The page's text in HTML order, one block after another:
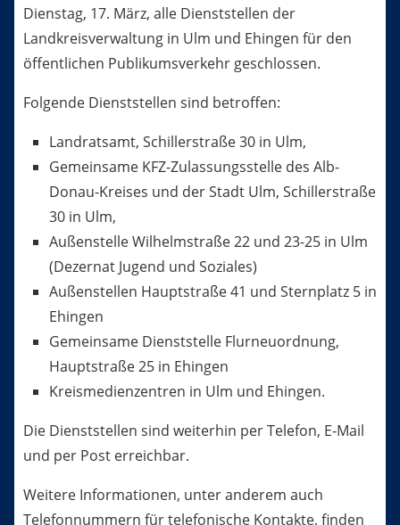
Dienstag, 17. März, alle Dienststellen der
Landkreisverwaltung in Ulm und Ehingen für den
öffentlichen Publikumsverkehr geschlossen.
Folgende Dienststellen sind betroffen:
Landratsamt, Schillerstraße 30 in Ulm,
Gemeinsame KFZ-Zulassungsstelle des Alb-
Donau-Kreises und der Stadt Ulm, Schillerstraße
30 in Ulm,
Außenstelle Wilhelmstraße 22 und 23-25 in Ulm
(Dezernat Jugend und Soziales)
Außenstellen Hauptstraße 41 und Sternplatz 5 in
Ehingen
Gemeinsame Dienststelle Flurneuordnung,
Hauptstraße 25 in Ehingen
Kreismedienzentren in Ulm und Ehingen.
Die Dienststellen sind weiterhin per Telefon, E-Mail
und per Post erreichbar.
Weitere Informationen, unter anderem auch
Telefonnummern für telefonische Kontakte, finden